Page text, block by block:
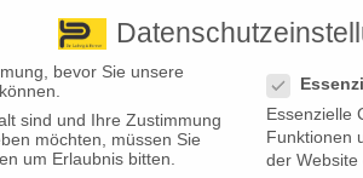
Sie unsStandorte
bieten Leistungsübersicht Über
bevor Sie unsere
sind und Ihre Zustimmung
möchten, müssen Sie
um Erlaubnis bitten.
Essenzielle
Funktionen
der Website